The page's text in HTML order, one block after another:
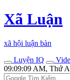
Xã Luận
xã hội luận bàn
Luyện IQ
09:09:09 AM, Thứ